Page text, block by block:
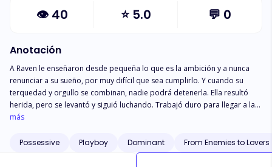
👁 40 ⭐5.0 💬 0
Anotación
A Raven le enseñaron desde pequeña lo que es la ambición y a nunca
renunciar a su sueño, por muy difícil que sea cumplirlo. Y cuando su
terquedad y orgullo se combinan, nadie podrá detenerla. Ella resultó
herida, pero se levantó y siguió luchando. Trabajó duro para llegar a la
facultad de derecho, donde se graduará como abogada. Desde
Tristan se fija en ella, las cosas cambian. Tristán no tenía una figura
materna bien definida, su madre falleció en un trágico accidente de
más
Possessive Playboy Dominant From Enemies to Lovers